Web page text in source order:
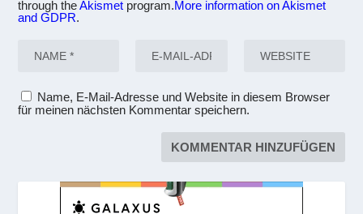
through theAkismet program.More information on Akismet
and GDPR.
Name, E-Mail-Adresse und Website in diesem Browser
für meinen nächsten Kommentar speichern.